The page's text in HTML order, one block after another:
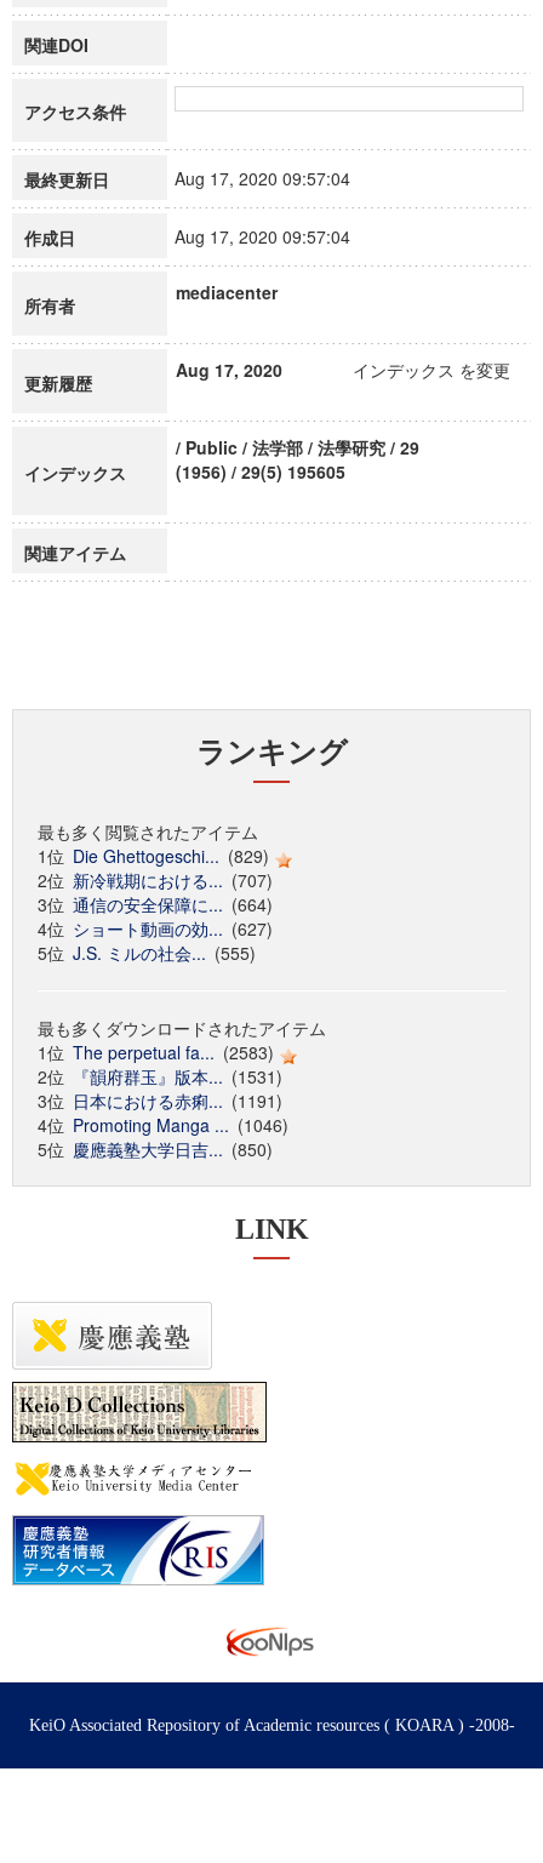
関連DOI
アクセス条件
最終更新日 Aug 17, 2020 09:57:04
作成日 Aug 17, 2020 09:57:04
所有者
mediacenter
更新履歴
Aug 17, 2020 インデックス を変更
インデックス
/ Public / 法学部 / 法學研究 / 29
(1956) / 29(5) 195605
関連アイテム
ランキング
最も多く閲覧されたアイテム
1位 Die Ghettogeschi... (829)
2位 新冷戦期における... (707)
3位 通信の安全保障に... (664)
4位 ショート動画の効... (627)
5位 J.S. ミルの社会... (555)
最も多くダウンロードされたアイテム
1位 The perpetual fa... (2583)
2位
『韻府群玉』版本... (1531)
3位 日本における赤痢... (1191)
4位 Promoting Manga ... (1046)
5位 慶應義塾大学日吉... (850)
LINK
KeiO Associated Repository of Academic resources ( KOARA ) -2008-